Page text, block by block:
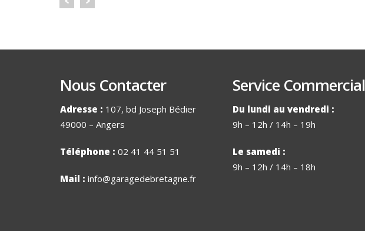
Nous Contacter
Adresse : 107, bd Joseph Bédier
49000 – Angers
Téléphone : 02 41 44 51 51
Mail : info@garagedebretagne.fr
Service Commercial
Du lundi au vendredi :
9h – 12h / 14h – 19h
Le samedi :
9h – 12h / 14h – 18h